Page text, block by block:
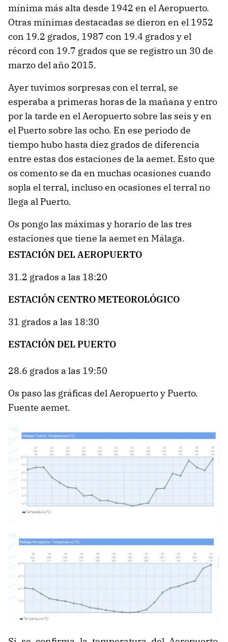
mínima más alta desde 1942 en el Aeropuerto.
Otras mínimas destacadas se dieron en el 1952
con 19.2 grados, 1987 con 19.4 grados y el
récord con 19.7 grados que se registro un 30 de
marzo del año 2015.
Ayer tuvimos sorpresas con el terral, se
esperaba a primeras horas de la mañana y entro
por la tarde en el Aeropuerto sobre las seis y en
el Puerto sobre las ocho. En ese periodo de
tiempo hubo hasta diez grados de diferencia
entre estas dos estaciones de la aemet. Esto que
os comento se da en muchas ocasiones cuando
sopla el terral, incluso en ocasiones el terral no
llega al Puerto.
Os pongo las máximas y horario de las tres
estaciones que tiene la aemet en Málaga.
ESTACIÓN DEL AEROPUERTO
31.2 grados a las 18:20
ESTACIÓN CENTRO METEOROLÓGICO
31 grados a las 18:30
ESTACIÓN DEL PUERTO
28.6 grados a las 19:50
Os paso las gráficas del Aeropuerto y Puerto.
Fuente aemet.